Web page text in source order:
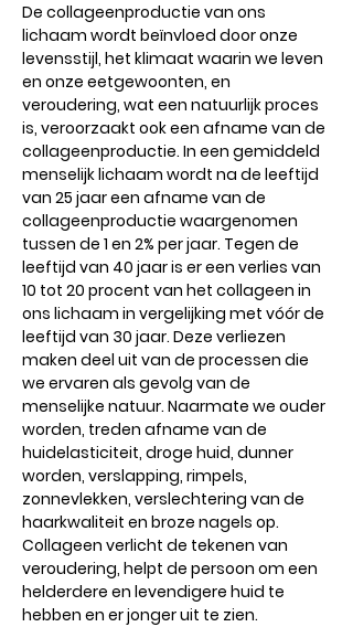
De collageenproductie van ons
lichaam wordt beïnvloed door onze
levensstijl, het klimaat waarin we leven
en onze eetgewoonten, en
veroudering, wat een natuurlijk proces
is, veroorzaakt ook een afname van de
collageenproductie. In een gemiddeld
menselijk lichaam wordt na de leeftijd
van 25 jaar een afname van de
collageenproductie waargenomen
tussen de 1 en 2% per jaar. Tegen de
leeftijd van 40 jaar is er een verlies van
10 tot 20 procent van het collageen in
ons lichaam in vergelijking met vóór de
leeftijd van 30 jaar. Deze verliezen
maken deel uit van de processen die
we ervaren als gevolg van de
menselijke natuur. Naarmate we ouder
worden, treden afname van de
huidelasticiteit, droge huid, dunner
worden, verslapping, rimpels,
zonnevlekken, verslechtering van de
haarkwaliteit en broze nagels op.
Collageen verlicht de tekenen van
veroudering, helpt de persoon om een ​​
helderdere en levendigere huid te
hebben en er jonger uit te zien.